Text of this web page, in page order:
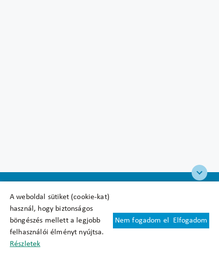
A weboldal sütiket (cookie-kat)
használ, hogy biztonságos
böngészés mellett a legjobb
felhasználói élményt nyújtsa.
Részletek
Nem fogadom el Elfogadom
Felhasználási feltételek